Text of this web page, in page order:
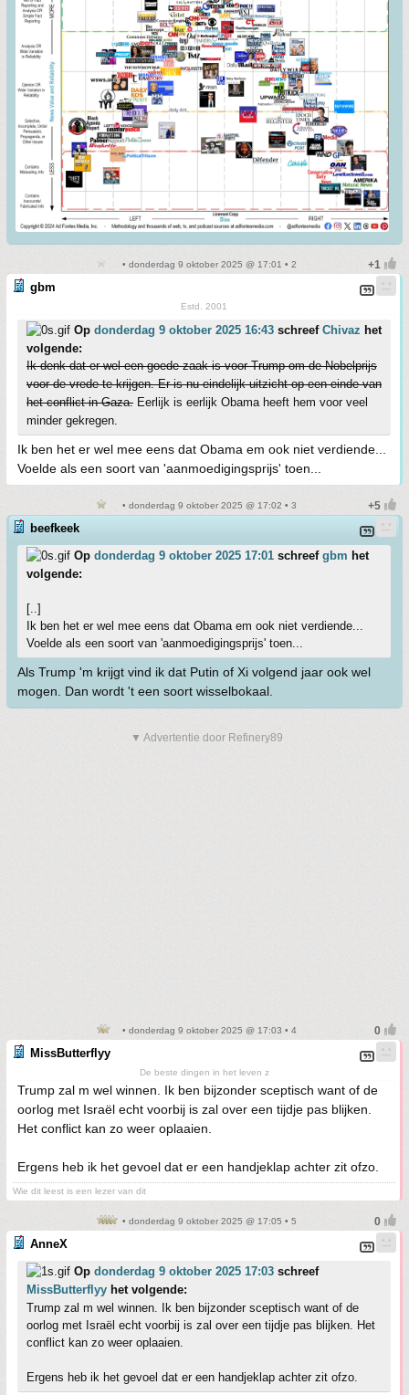
• donderdag 9 oktober 2025 @ 17:01 • 2
gbm
Estd. 2001
Op donderdag 9 oktober 2025 16:43 schreef Chivaz het
volgende:
Ik denk dat er wel een goede zaak is voor Trump om de Nobelprijs
voor de vrede te krijgen. Er is nu eindelijk uitzicht op een einde van
het conflict in Gaza. Eerlijk is eerlijk Obama heeft hem voor veel
minder gekregen.
Ik ben het er wel mee eens dat Obama em ook niet verdiende...
Voelde als een soort van 'aanmoedigingsprijs' toen...
• donderdag 9 oktober 2025 @ 17:02 • 3
beefkeek
Op donderdag 9 oktober 2025 17:01 schreef gbm het
volgende:
[..]
Ik ben het er wel mee eens dat Obama em ook niet verdiende...
Voelde als een soort van 'aanmoedigingsprijs' toen...
Als Trump 'm krijgt vind ik dat Putin of Xi volgend jaar ook wel
mogen. Dan wordt 't een soort wisselbokaal.
▼ Advertentie door Refinery89
• donderdag 9 oktober 2025 @ 17:03 • 4
MissButterflyy
De beste dingen in het leven z
Trump zal m wel winnen. Ik ben bijzonder sceptisch want of de
oorlog met Israël echt voorbij is zal over een tijdje pas blijken.
Het conflict kan zo weer oplaaien.
Ergens heb ik het gevoel dat er een handjeklap achter zit ofzo.
Wie dit leest is een lezer van dit
• donderdag 9 oktober 2025 @ 17:05 • 5
AnneX
Op donderdag 9 oktober 2025 17:03 schreef
MissButterflyy het volgende:
Trump zal m wel winnen. Ik ben bijzonder sceptisch want of de
oorlog met Israël echt voorbij is zal over een tijdje pas blijken. Het
conflict kan zo weer oplaaien.
Ergens heb ik het gevoel dat er een handjeklap achter zit ofzo.